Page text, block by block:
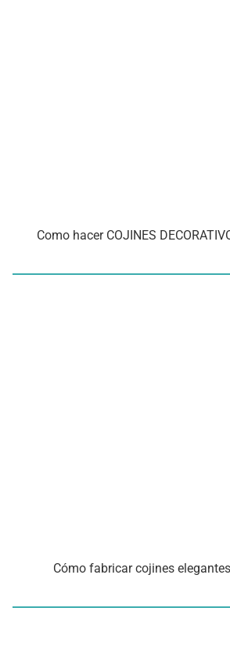
Como hacer COJINES
Cómo fabricar cojines